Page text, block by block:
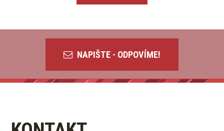
NAPIŠTE - ODPOVÍME!